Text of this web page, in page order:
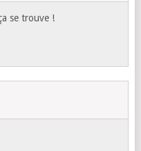
se trouve !